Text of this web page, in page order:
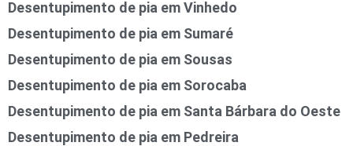
Desentupimento de pia em Vinhedo
Desentupimento de pia em Sumaré
Desentupimento de pia em Sousas
Desentupimento de pia em Sorocaba
Desentupimento de pia em Santa Bárbara do Oeste
Desentupimento de pia em Pedreira